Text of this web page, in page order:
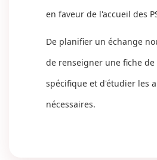
en faveur de l'accueil des
De planifier un échange
de renseigner une fiche de
spécifique et d'étudier les
nécessaires.